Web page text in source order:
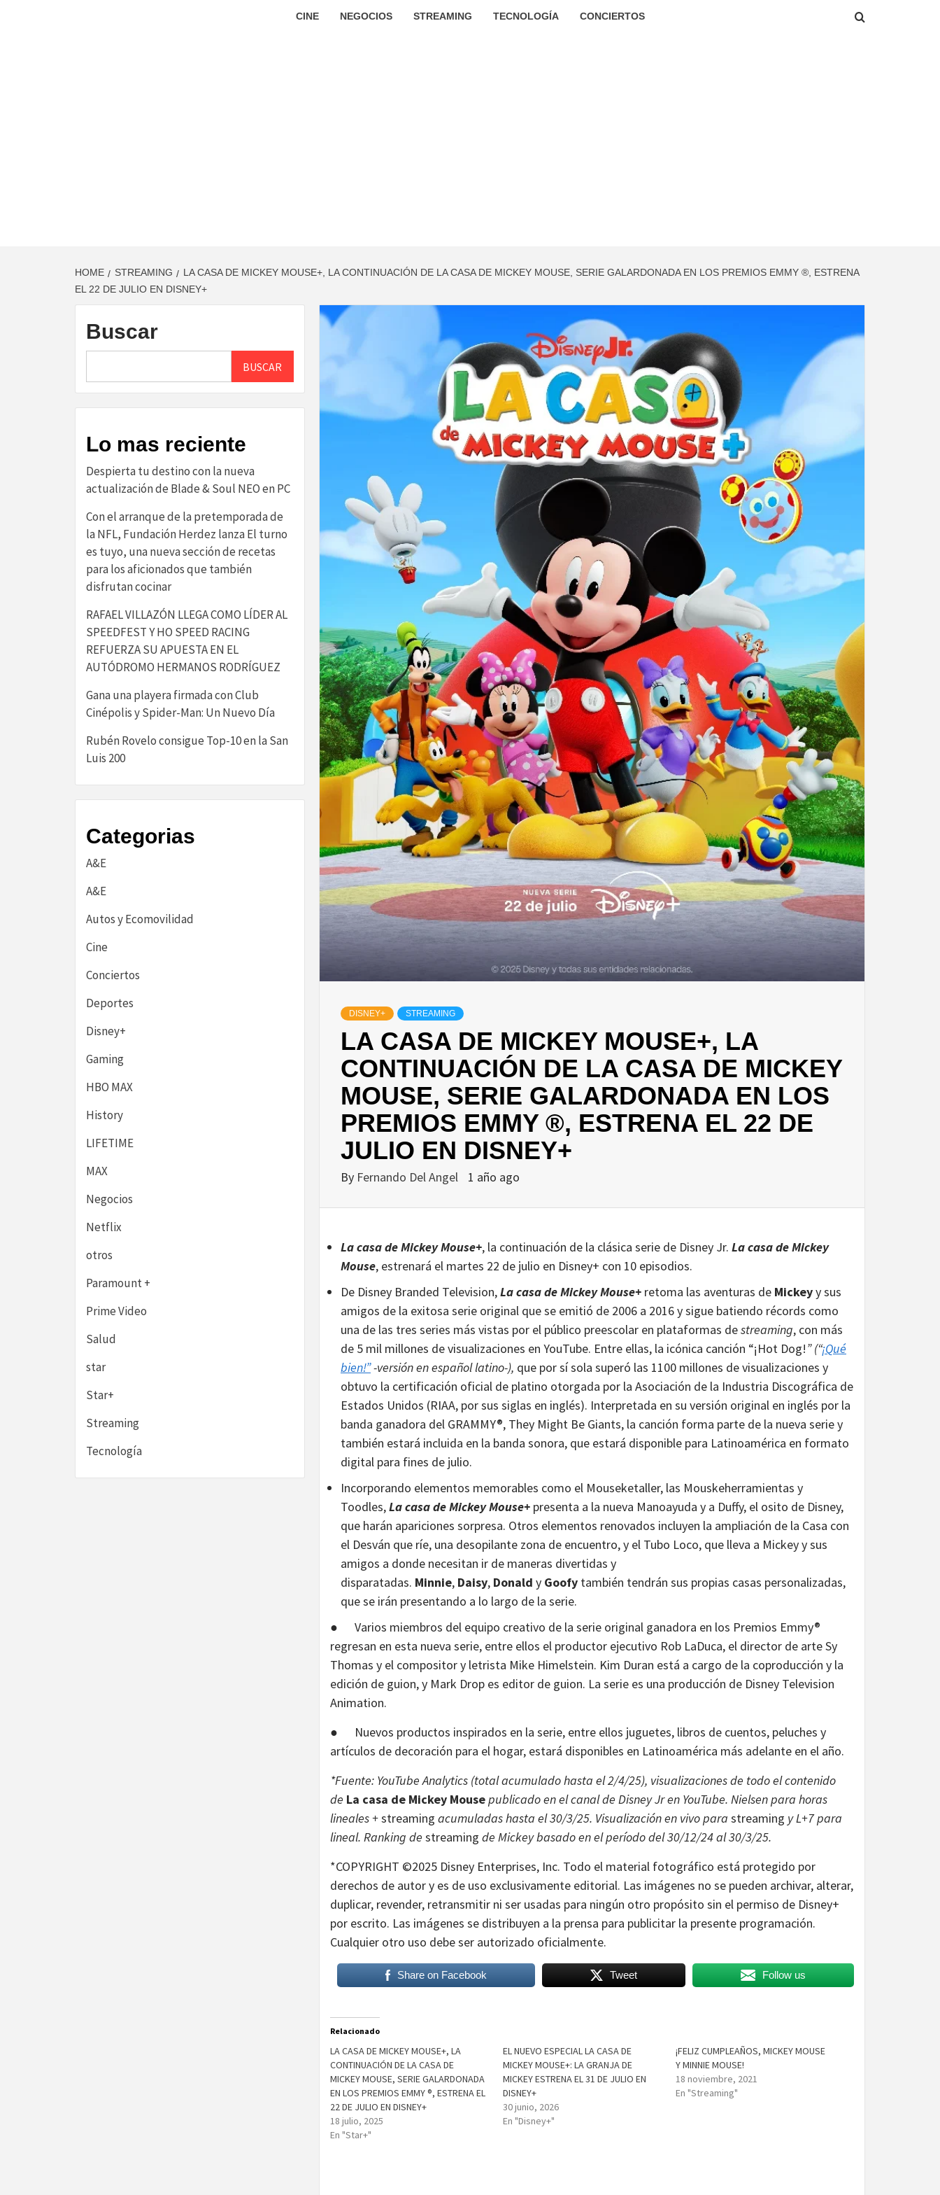
CINE NEGOCIOS STREAMING TECNOLOGÍA CONCIERTOS
HOME STREAMING
LA CASA DE MICKEY MOUSE+, LA CONTINUACIÓN DE LA CASA DE MICKEY MOUSE, SERIE GALARDONADA EN LOS PREMIOS EMMY ®, ESTRENA
EL 22 DE JULIO EN DISNEY+
DISNEY+ STREAMING
LA CASA DE MICKEY MOUSE+, LA
CONTINUACIÓN DE LA CASA DE MICKEY
MOUSE, SERIE GALARDONADA EN LOS
PREMIOS EMMY ®, ESTRENA EL 22 DE
JULIO EN DISNEY+
By Fernando Del Angel 1 año ago
La casa de Mickey Mouse+, la continuación de la clásica serie de Disney Jr. La casa de Mickey
Mouse, estrenará el martes 22 de julio en Disney+ con 10 episodios.
De Disney Branded Television,La casa de Mickey Mouse+ retoma las aventuras de Mickeyy sus
amigos de la exitosa serie original que se emitió de 2006 a 2016 y sigue batiendo récords como
una de las tres series más vistas por el público preescolar en plataformas destreaming, con más
de 5 mil millones de visualizaciones en YouTube. Entre ellas, la icónica canción “¡Hot Dog!” (“¡Qué
bien!”-versión en español latino-), que por sí sola superó las 1100 millones de visualizaciones y
obtuvo la certificación oficial de platino otorgada por la Asociación de la Industria Discográfica de
Estados Unidos (RIAA, por sus siglas en inglés). Interpretada en su versión original en inglés por la
banda ganadora del GRAMMY®, They Might Be Giants, la canción forma parte de la nueva serie y
también estará incluida en la banda sonora, que estará disponible para Latinoamérica en formato
digital para fines de julio.
Incorporando elementos memorables como el Mouseketaller, las Mouskeherramientas y
Toodles,La casa de Mickey Mouse+ presenta a la nueva Manoayuda y a Duffy, el osito de Disney,
que harán apariciones sorpresa. Otros elementos renovados incluyen la ampliación de la Casa con
el Desván que ríe, una desopilante zona de encuentro, y el Tubo Loco, que lleva a Mickey y sus
amigos a donde necesitan ir de maneras divertidas y
disparatadas. Minnie, Daisy, Donald y Goofy también tendrán sus propias casas personalizadas,
que se irán presentando a lo largo de la serie.
● Varios miembros del equipo creativo de la serie original ganadora en los Premios Emmy®
regresan en esta nueva serie, entre ellos el productor ejecutivo Rob LaDuca, el director de arte Sy
Thomas y el compositor y letrista Mike Himelstein. Kim Duran está a cargo de la coproducción y la
edición de guion, y Mark Drop es editor de guion. La serie es una producción de Disney Television
Animation.
● Nuevos productos inspirados en la serie, entre ellos juguetes, libros de cuentos, peluches y
artículos de decoración para el hogar, estará disponibles en Latinoamérica más adelante en el año.
*Fuente: YouTube Analytics (total acumulado hasta el 2/4/25), visualizaciones de todo el contenido
de La casa de Mickey Mousepublicado en el canal de Disney Jr en YouTube. Nielsen para horas
lineales +streaming acumuladas hasta el 30/3/25. Visualización en vivo para streaming y L+7 para
lineal. Ranking de streaming de Mickey basado en el período del 30/12/24 al 30/3/25.
*COPYRIGHT ©2025 Disney Enterprises, Inc. Todo el material fotográfico está protegido por
derechos de autor y es de uso exclusivamente editorial. Las imágenes no se pueden archivar, alterar,
duplicar, revender, retransmitir ni ser usadas para ningún otro propósito sin el permiso de Disney+
por escrito. Las imágenes se distribuyen a la prensa para publicitar la presente programación.
Cualquier otro uso debe ser autorizado oficialmente.
Share on Facebook Tweet Follow us
Relacionado
LA CASA DE MICKEY MOUSE+, LA
CONTINUACIÓN DE LA CASA DE
MICKEY MOUSE, SERIE GALARDONADA
EN LOS PREMIOS EMMY ®, ESTRENA EL
22 DE JULIO EN DISNEY+
18 julio, 2025
En "Star+"
EL NUEVO ESPECIAL LA CASA DE
MICKEY MOUSE+: LA GRANJA DE
MICKEY ESTRENA EL 31 DE JULIO EN
DISNEY+
30 junio, 2026
En "Disney+"
¡FELIZ CUMPLEAÑOS, MICKEY MOUSE
Y MINNIE MOUSE!
18 noviembre, 2021
En "Streaming"
Buscar
BUSCAR
Lo mas reciente
Despierta tu destino con la nueva
actualización de Blade & Soul NEO en PC
Con el arranque de la pretemporada de
la NFL, Fundación Herdez lanza El turno
es tuyo, una nueva sección de recetas
para los aficionados que también
disfrutan cocinar
RAFAEL VILLAZÓN LLEGA COMO LÍDER AL
SPEEDFEST Y HO SPEED RACING
REFUERZA SU APUESTA EN EL
AUTÓDROMO HERMANOS RODRÍGUEZ
Gana una playera firmada con Club
Cinépolis y Spider-Man: Un Nuevo Día
Rubén Rovelo consigue Top-10 en la San
Luis 200
Categorias
A&E
A&E
Autos y Ecomovilidad
Cine
Conciertos
Deportes
Disney+
Gaming
HBO MAX
History
LIFETIME
MAX
Negocios
Netflix
otros
Paramount +
Prime Video
Salud
star
Star+
Streaming
Tecnología